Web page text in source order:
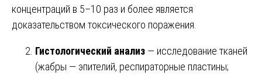
концентраций в 5–10 раз и более является
доказательством токсического поражения.
Гистологический анализ — исследование тканей
(жабры — эпителий, респираторные пластины;